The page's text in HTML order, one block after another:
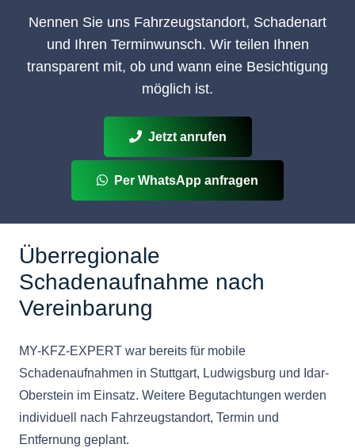
Nennen Sie uns Fahrzeugstandort, Schadenart
und Ihren Terminwunsch. Wir teilen Ihnen
transparent mit, ob und wann eine Besichtigung
möglich ist.
Jetzt anrufen
Per WhatsApp anfragen
Überregionale
Schadenaufnahme nach
Vereinbarung
MY-KFZ-EXPERT war bereits für mobile
Schadenaufnahmen in Stuttgart, Ludwigsburg und Idar-
Oberstein im Einsatz. Weitere Begutachtungen werden
individuell nach Fahrzeugstandort, Termin und
Entfernung geplant.